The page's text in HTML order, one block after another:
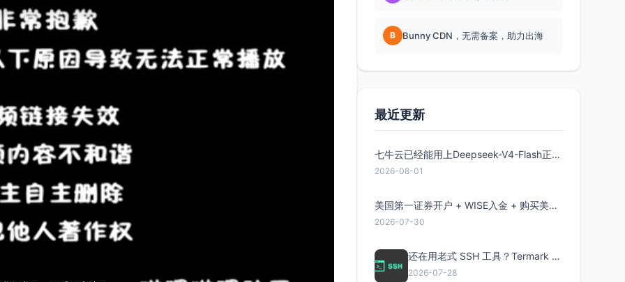
B Bunny CDN，无需备案，助力出海
最近更新
七牛云已经能用上Deepseek-V4-Flash正式版了，点此领取300万Token
2026-08-01
美国第一证券开户 + WISE入金 + 购买美股全流程分享
2026-07-30
还在用老式 SSH 工具？Termark 新一代跨平台智能SSH客户端了解一下
2026-07-28